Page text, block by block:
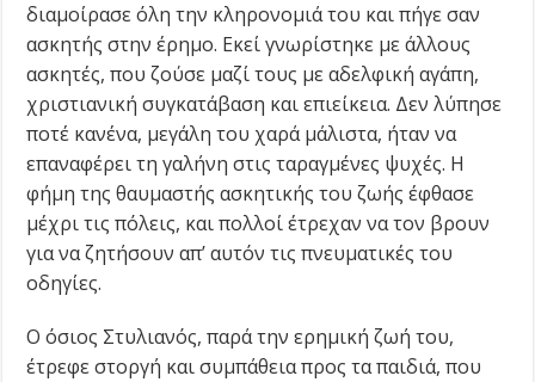
διαμοίρασε όλη την κληρονομιά του και πήγε σαν
ασκητής στην έρημο. Εκεί γνωρίστηκε με άλλους
ασκητές, που ζούσε μαζί τους με αδελφική αγάπη,
χριστιανική συγκατάβαση και επιείκεια. Δεν λύπησε
ποτέ κανένα, μεγάλη του χαρά μάλιστα, ήταν να
επαναφέρει τη γαλήνη στις ταραγμένες ψυχές. Η
φήμη της θαυμαστής ασκητικής του ζωής έφθασε
μέχρι τις πόλεις, και πολλοί έτρεχαν να τον βρουν
για να ζητήσουν απ’ αυτόν τις πνευματικές του
οδηγίες.
Ο όσιος Στυλιανός, παρά την ερημική ζωή του,
έτρεφε στοργή και συμπάθεια προς τα παιδιά, που